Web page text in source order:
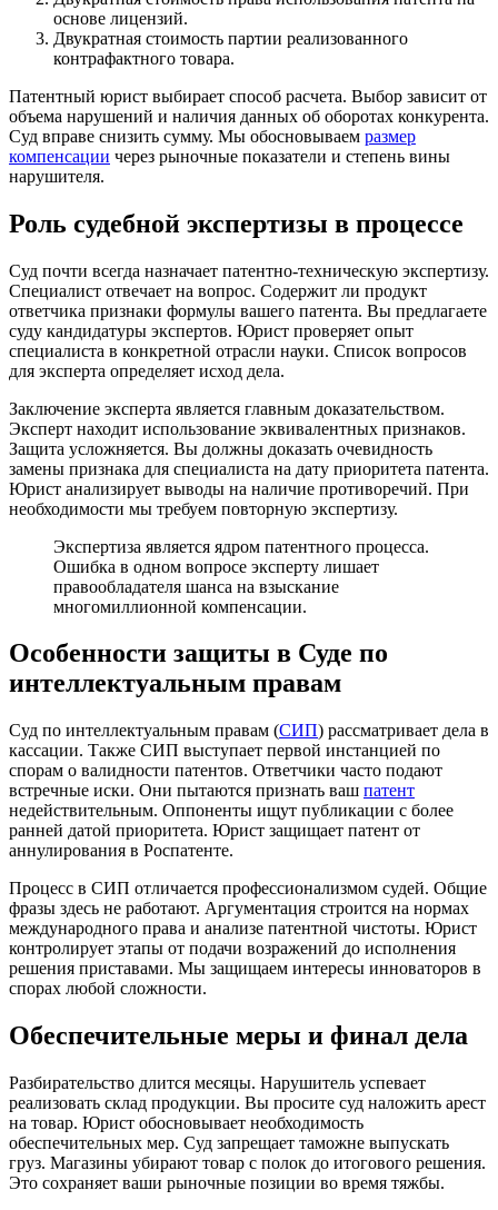
основе лицензий.
Двукратная стоимость партии реализованного
контрафактного товара.
Патентный юрист выбирает способ расчета. Выбор зависит от
объема нарушений и наличия данных об оборотах конкурента.
Суд вправе снизить сумму. Мы обосновываем размер
компенсации через рыночные показатели и степень вины
нарушителя.
Роль судебной экспертизы в процессе
Суд почти всегда назначает патентно-техническую экспертизу.
Специалист отвечает на вопрос. Содержит ли продукт
ответчика признаки формулы вашего патента. Вы предлагаете
суду кандидатуры экспертов. Юрист проверяет опыт
специалиста в конкретной отрасли науки. Список вопросов
для эксперта определяет исход дела.
Заключение эксперта является главным доказательством.
Эксперт находит использование эквивалентных признаков.
Защита усложняется. Вы должны доказать очевидность
замены признака для специалиста на дату приоритета патента.
Юрист анализирует выводы на наличие противоречий. При
необходимости мы требуем повторную экспертизу.
Экспертиза является ядром патентного процесса.
Ошибка в одном вопросе эксперту лишает
правообладателя шанса на взыскание
многомиллионной компенсации.
Особенности защиты в Суде по
интеллектуальным правам
Суд по интеллектуальным правам (СИП) рассматривает дела в
кассации. Также СИП выступает первой инстанцией по
спорам о валидности патентов. Ответчики часто подают
встречные иски. Они пытаются признать ваш патент
недействительным. Оппоненты ищут публикации с более
ранней датой приоритета. Юрист защищает патент от
аннулирования в Роспатенте.
Процесс в СИП отличается профессионализмом судей. Общие
фразы здесь не работают. Аргументация строится на нормах
международного права и анализе патентной чистоты. Юрист
контролирует этапы от подачи возражений до исполнения
решения приставами. Мы защищаем интересы инноваторов в
спорах любой сложности.
Обеспечительные меры и финал дела
Разбирательство длится месяцы. Нарушитель успевает
реализовать склад продукции. Вы просите суд наложить арест
на товар. Юрист обосновывает необходимость
обеспечительных мер. Суд запрещает таможне выпускать
груз. Магазины убирают товар с полок до итогового решения.
Это сохраняет ваши рыночные позиции во время тяжбы.